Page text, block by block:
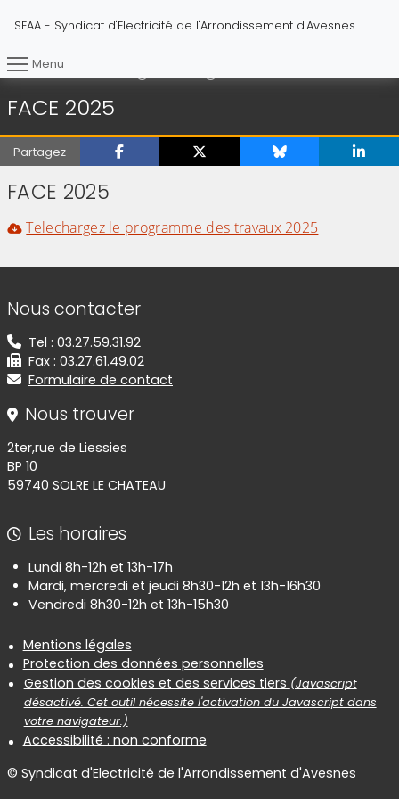
SEAA - Syndicat d'Electricité de l'Arrondissement d'Avesnes
Menu
Vous êtes ici :
FACE 2025
Partagez
FACE 2025
Telechargez le programme des travaux 2025
Informations de contact
Nous contacter
Tel : 03.27.59.31.92
Fax : 03.27.61.49.02
Formulaire de contact
Nous trouver
2ter,rue de Liessies
BP 10
59740 SOLRE LE CHATEAU
Les horaires
Lundi 8h-12h et 13h-17h
Mardi, mercredi et jeudi 8h30-12h et 13h-16h30
Vendredi 8h30-12h et 13h-15h30
Informations réglementaires
Mentions légales
Protection des données personnelles
Gestion des cookies et des services tiers (Javascript
désactivé. Cet outil nécessite l'activation du Javascript dans
votre navigateur.)
Accessibilité : non conforme
© Syndicat d'Electricité de l'Arrondissement d'Avesnes